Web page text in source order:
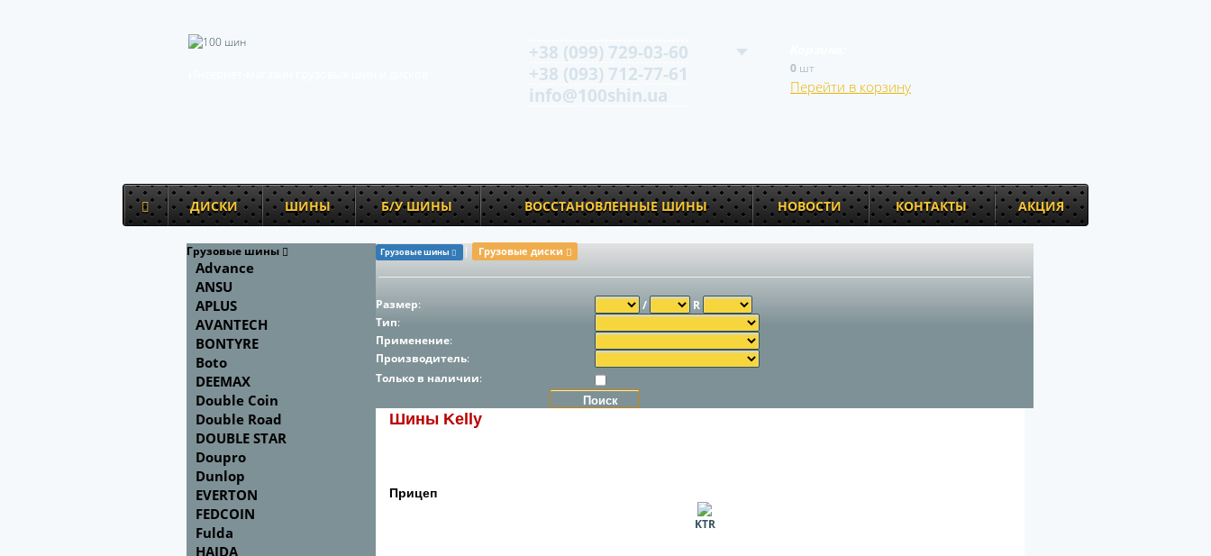
+38 (099) 729-03-60
+38 (093) 712-77-61
info@100shin.ua
0 шт
Перейти в корзину
ДИСКИ ШИНЫ Б/У ШИНЫ ВОССТАНОВЛЕННЫЕ ШИНЫ НОВОСТИ КОНТАКТЫ АКЦИЯ
Грузовые шины
Advance
ANSU
APLUS
AVANTECH
BONTYRE
Boto
DEEMAX
Double Coin
Double Road
DOUBLE STAR
Doupro
Dunlop
EVERTON
FEDCOIN
Fulda
HAIDA
Грузовые шины | Грузовые диски
Размер: /
R
Тип:
Применение:
Производитель:
Только в наличии:
Шины Kelly
Прицеп
KTR